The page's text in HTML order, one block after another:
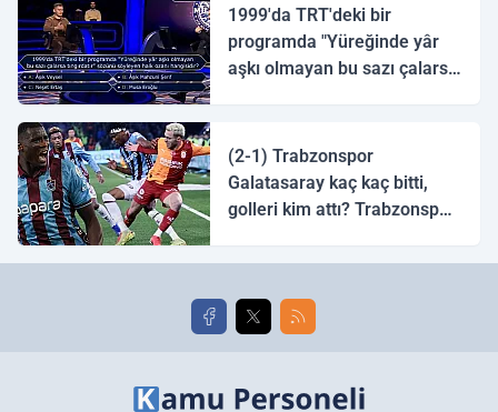
1999'da TRT'deki bir
programda "Yüreğinde yâr
aşkı olmayan bu sazı çalarsa
(2-1) Trabzonspor
Galatasaray kaç kaç bitti,
golleri kim attı? Trabzonspor
golleri!